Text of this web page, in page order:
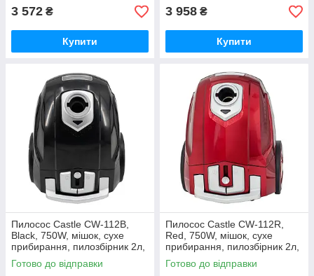
3 572 ₴
Купити
3 958 ₴
Купити
Пилосос Castle CW-112B,
Black, 750W, мішок, сухе
прибирання, пилозбірник 2л,
регулювання потужності на
Готово до відправки
Пилосос Castle CW-112R,
Red, 750W, мішок, сухе
прибирання, пилозбірник 2л,
регулювання потужності на
корпусі,
Готово до відправки